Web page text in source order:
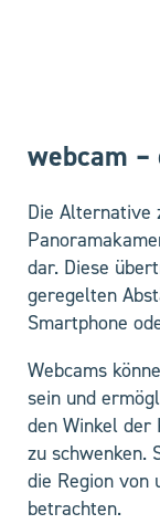
webcam
Die Alternative
dar. Diese
geregelten
Smartphone
Webcams
sein und
den Winkel der
zu schwenken.
die Region von
betrachten.